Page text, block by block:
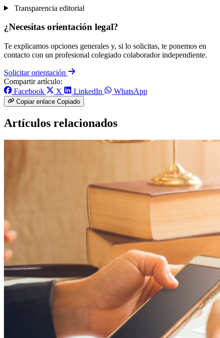
Transparencia editorial
¿Necesitas orientación legal?
Te explicamos opciones generales y, si lo solicitas, te ponemos en
contacto con un profesional colegiado colaborador independiente.
Solicitar orientación
Compartir artículo:
Facebook
X LinkedIn WhatsApp
Copiar enlace Copiado
Artículos relacionados